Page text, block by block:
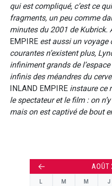
qui est compliqué, c’est ce
fragments, un peu comme
minutes du 2001 de Kubrick.
EMPIRE est aussi un voyage
courantes n’existent plus,
infiniment grands de
infinis des méandres du
INLAND EMPIRE instaure ce
le spectateur et le film : on
mais on est captivé de bout
← AOÛT
L M M J